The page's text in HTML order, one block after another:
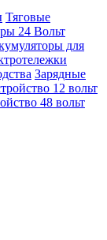
Тяговые
24 Вольт
для
Зарядные
12 вольт
48 вольт